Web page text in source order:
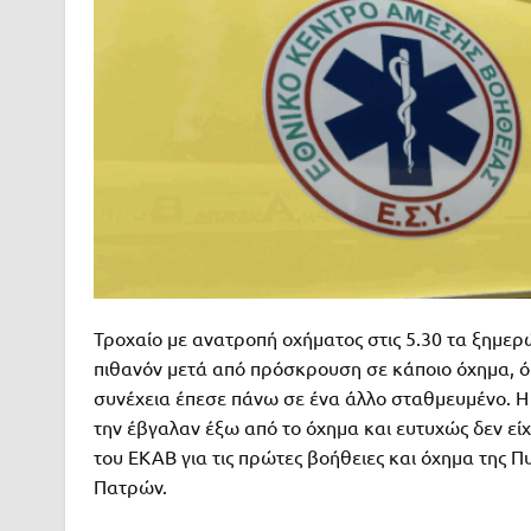
Τροχαίο με ανατροπή οχήματος στις 5.30 τα
πιθανόν μετά από πρόσκρουση σε κάποιο όχημα,
συνέχεια έπεσε πάνω σε ένα άλλο σταθμευμένο.
την έβγαλαν έξω από το όχημα και ευτυχώς δεν
του ΕΚΑΒ για τις πρώτες βοήθειες και όχημα της
Πατρών.